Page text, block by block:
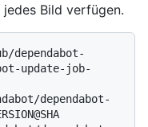
Bild verfügen.
update-job-
dependabot-